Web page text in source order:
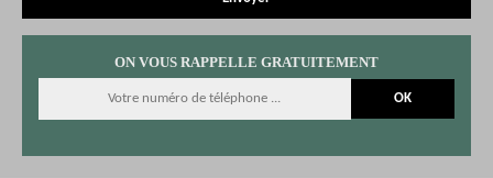
ON VOUS RAPPELLE GRATUITEMENT